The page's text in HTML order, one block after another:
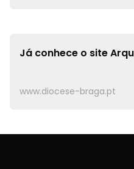
Já conhece o site
www.diocese-braga.pt